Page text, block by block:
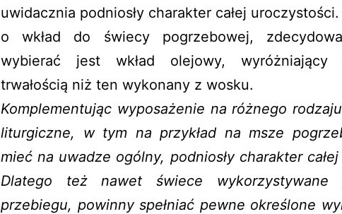
uwidacznia podniosły charakter całej
o wkład do świecy pogrzebowej,
wybierać jest wkład olejowy, wyróżniający
trwałością niż ten wykonany z wosku.
Komplementując wyposażenie na różnego
liturgiczne, w tym na przykład na msze
mieć na uwadze ogólny, podniosły charakter
Dlatego też nawet świece wykorzystywane
przebiegu, powinny spełniać pewne określone